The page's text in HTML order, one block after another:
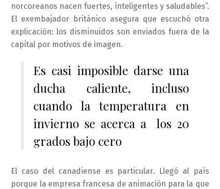
norcoreanos nacen fuertes, inteligentes y saludables”.
El exembajador británico asegura que escuchó otra
explicación: los disminuidos son enviados fuera de la
capital por motivos de imagen.
Es casi imposible darse una
ducha caliente, incluso
cuando la temperatura en
invierno se acerca a los 20
grados bajo cero
El caso del canadiense es particular. Llegó al país
porque la empresa francesa de animación para la que